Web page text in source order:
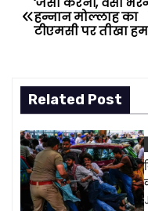
o
t
n
a
v
हन्नान मोल्लाह का
टीएमसी पर तीखा
Related Post